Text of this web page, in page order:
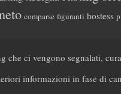
comparse figuranti hostess
che ci vengono segnalati,
informazioni in fase di